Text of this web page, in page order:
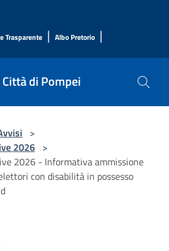
Trasparente | Albo Pretorio |
Città di Pompei
>
2026 >
2026 - Informativa ammissione
con disabilità in possesso